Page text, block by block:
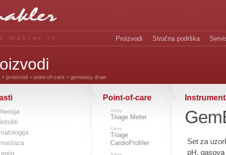
Proizvodi Stručna podrška
> proizvodi > point-of-care > gemeasy draw
Point-of-care
Alere
Triage Meter
Alere
Triage
CardioProfiler
Set za
pH,